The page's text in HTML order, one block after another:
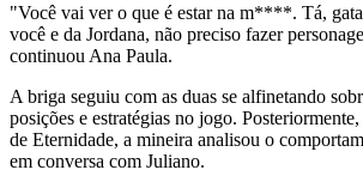
"Você vai ver o que é estar na m****. Tá,
você e da Jordana, não preciso fazer
continuou Ana Paula.
A briga seguiu com as duas se alfinetando
posições e estratégias no jogo.
de Eternidade, a mineira analisou o
em conversa com Juliano.